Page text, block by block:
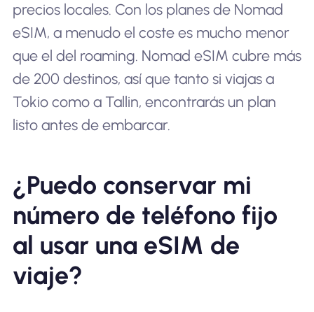
precios locales. Con los planes de Nomad
eSIM, a menudo el coste es mucho menor
que el del roaming. Nomad eSIM cubre más
de 200 destinos, así que tanto si viajas a
Tokio como a Tallin, encontrarás un plan
listo antes de embarcar.
¿Puedo conservar mi
número de teléfono fijo
al usar una eSIM de
viaje?